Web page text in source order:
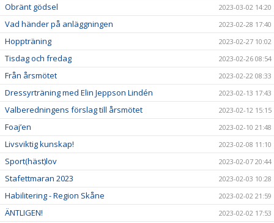
Obränt gödsel 2023-03-02 14:20
Vad händer på anläggningen 2023-02-28 17:40
Hoppträning 2023-02-27 10:02
Tisdag och fredag 2023-02-26 08:54
Från årsmötet 2023-02-22 08:33
Dressyrträning med Elin Jeppson Lindén 2023-02-13 17:43
Valberedningens förslag till årsmötet 2023-02-12 15:15
Foaj’en 2023-02-10 21:48
Livsviktig kunskap! 2023-02-08 11:10
Sport(häst)lov 2023-02-07 20:44
Stafettmaran 2023 2023-02-03 10:28
Habilitering - Region Skåne 2023-02-02 21:59
ÄNTLIGEN! 2023-02-02 17:53